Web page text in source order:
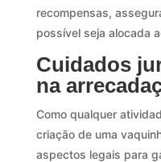
recompensas,
possível seja alocada
Cuidados
na
Como qualquer
criação de uma
aspectos legais para